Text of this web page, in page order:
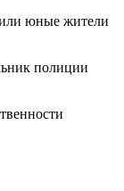
юные жители
полиции